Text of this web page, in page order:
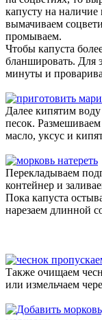
капусту на
вымачиваем
промываем.
Чтобы капуста
бланшировать. Для
минуты и
Далее кипятим
песок.
масло, уксус и
Перекладываем
контейнер и
Пока капуста
нарезаем длинной
Также очищаем
или измельчаем